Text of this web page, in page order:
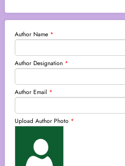
Author Name *
Author Designation *
Author Email *
Upload Author Photo *